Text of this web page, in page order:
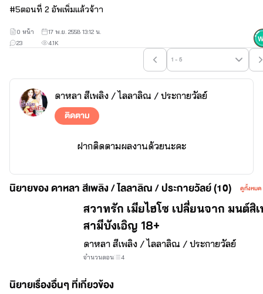
ลิณ/ อุ้มรัก ฝากกดแฟนเพจด้วยนะคะ
#5ตอนที่ 2 อัพเพิ่มแล้วจ้าา
4.1K
23
0 หน้า 17 พ.ย. 2558 13:12 น.
1 - 5
ดาหลา สีเพลิง / ไลลาลิณ / ประกายวัลย์
ติดตาม
ฝากติดตามผลงานด้วยนะคะ
ดาหลาสีเพลิง ไลลาลิณ ประกายวัลย์
มาทำความรู้จักกันนะคะ
นิยายของ ดาหลา สีเพลิง / ไลลาลิณ / ประกายวัลย์ (10) ดูทั้งหมด
สวาทรัก เมียไฮโซ เปลี่ยนจาก มนต์สิ
สามีบังเอิญ 18+
ดาหลา สีเพลิง / ไลลาลิณ / ประกายวัลย์
จำนวนตอน 4
นิยายเรื่องอื่นๆ ที่เกี่ยวข้อง